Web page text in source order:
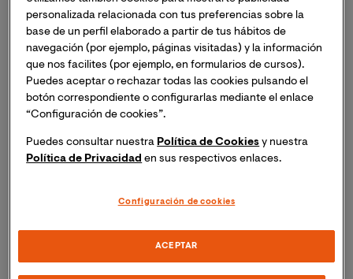
No entrando a valorar la necesidad de un Colegio
Profesional y la obligatoriedad de colegiación (lo
obligatorio en el ámbito profesional tiende al
corporativismo cuanto más en un Colegio Profesional,
que por definición es una corporación para la defensa
de los intereses particulares de sus miembros) sí
obligatoriedad de un Código Deontológico.
peculiar que se mueve entre lo jurídico y lo ético,
positivizando la deontología profesional, es decir,
formulan explícitamente los compromisos y deberes
profesionales que deben ser asumidos y aplicados por
personalizada relacionada con tus preferencias sobre la
base de un perfil elaborado a partir de tus hábitos de
navegación (por ejemplo, páginas visitadas) y la información
que nos facilites (por ejemplo, en formularios de cursos).
Puedes aceptar o rechazar todas las cookies pulsando el
botón correspondiente o configurarlas mediante el enlace
“Configuración de cookies”.
Puedes consultar nuestra Política de Cookies y nuestra
Política de Privacidad en sus respectivos enlaces.
Configuración de cookies
ACEPTAR